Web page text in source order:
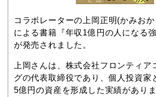
コラボレーターの上岡正明(かみお
による書籍『年収1億円の人になる
が発売されました。
上岡さんは、株式会社フロンティア
グの代表取締役であり、個人投資家
5億円の資産を形成した実績があり